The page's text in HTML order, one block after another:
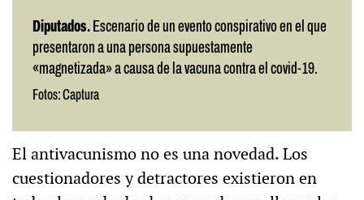
Diputados. Escenario de un evento conspirativo en el que
presentaron a una persona supuestamente
«magnetizada» a causa de la vacuna contra el covid-19.
Fotos: Captura
El antivacunismo no es una novedad. Los
cuestionadores y detractores existieron en